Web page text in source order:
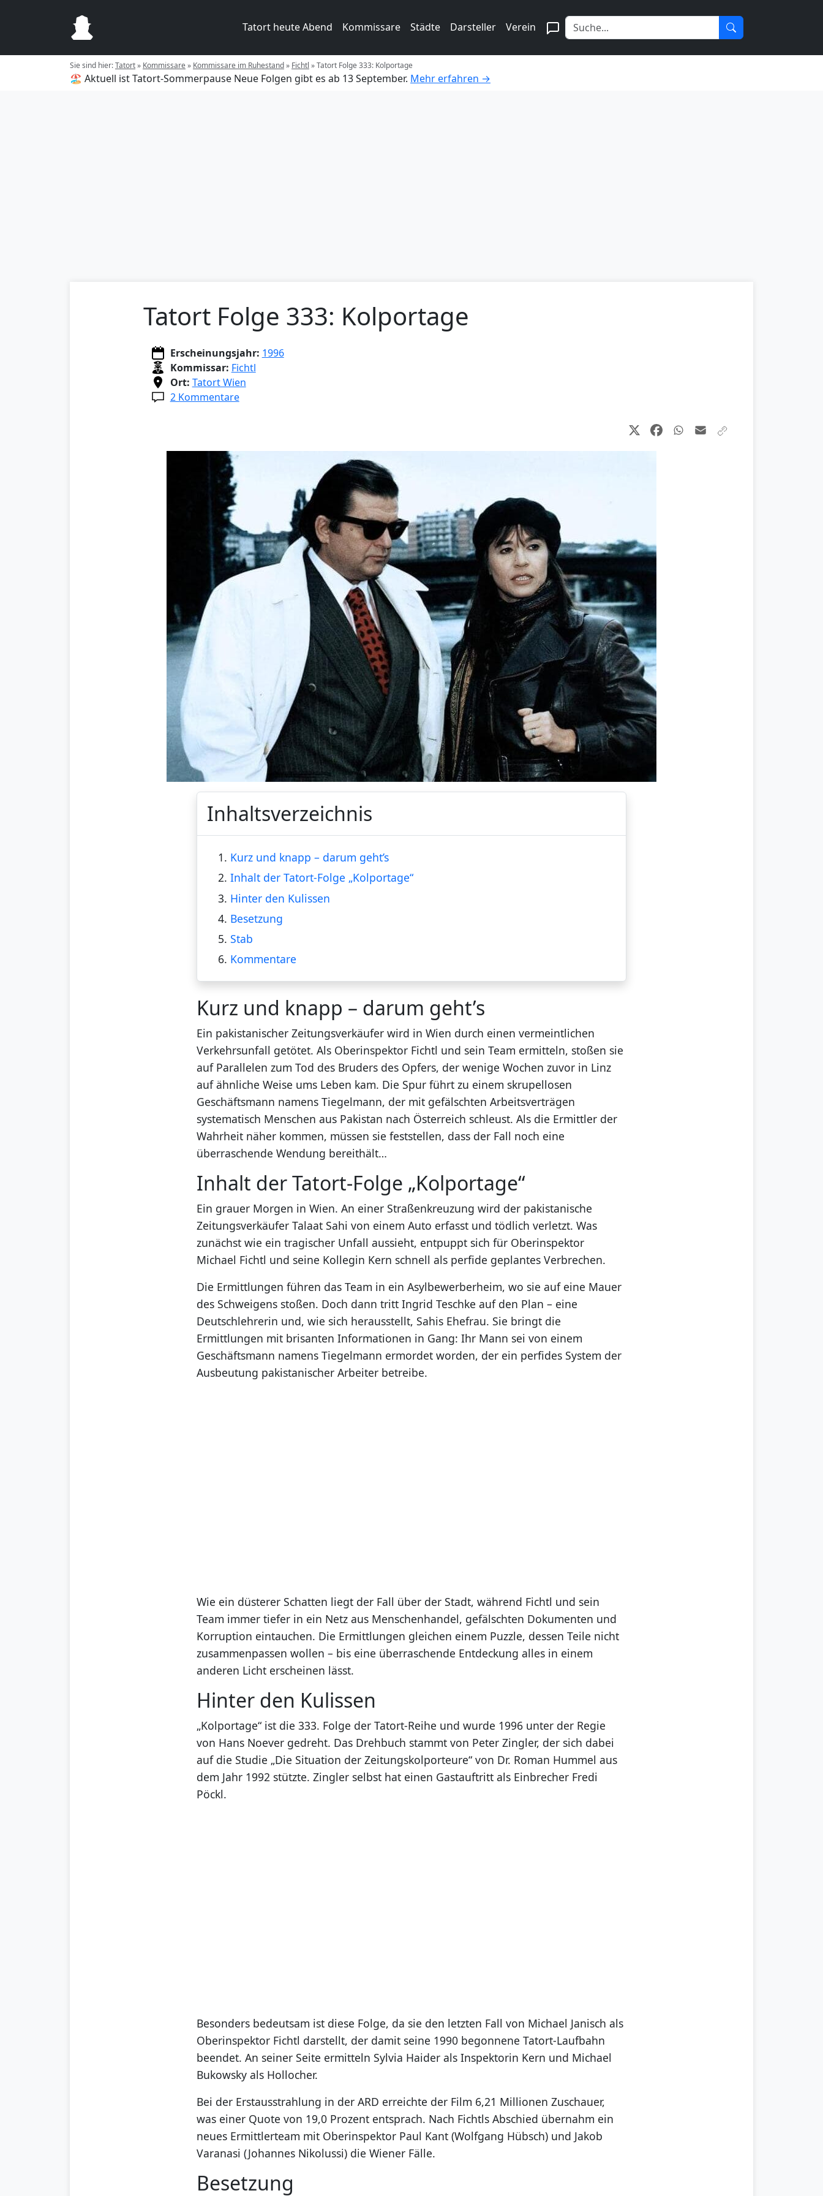
Tatort heute Abend Kommissare Städte Darsteller Verein
Sie sind hier:Tatort» Kommissare» Kommissare im Ruhestand» Fichtl »Tatort Folge 333: Kolportage
🏖️ Aktuell ist Tatort-Sommerpause Neue Folgen gibt es ab 13 September. Mehr erfahren →
Tatort Folge 333: Kolportage
Erscheinungsjahr: 1996
Kommissar: Fichtl
Ort: Tatort Wien
2 Kommentare
Inhaltsverzeichnis
1. Kurz und knapp – darum geht’s
2. Inhalt der Tatort-Folge „Kolportage“
3. Hinter den Kulissen
4. Besetzung
5. Stab
6. Kommentare
Kurz und knapp – darum geht’s
Ein pakistanischer Zeitungsverkäufer wird in Wien durch einen vermeintlichen
Verkehrsunfall getötet. Als Oberinspektor Fichtl und sein Team ermitteln, stoßen sie
auf Parallelen zum Tod des Bruders des Opfers, der wenige Wochen zuvor in Linz
auf ähnliche Weise ums Leben kam. Die Spur führt zu einem skrupellosen
Geschäftsmann namens Tiegelmann, der mit gefälschten Arbeitsverträgen
systematisch Menschen aus Pakistan nach Österreich schleust. Als die Ermittler der
Wahrheit näher kommen, müssen sie feststellen, dass der Fall noch eine
überraschende Wendung bereithält…
Inhalt der Tatort-Folge „Kolportage“
Ein grauer Morgen in Wien. An einer Straßenkreuzung wird der pakistanische
Zeitungsverkäufer Talaat Sahi von einem Auto erfasst und tödlich verletzt. Was
zunächst wie ein tragischer Unfall aussieht, entpuppt sich für Oberinspektor
Michael Fichtl und seine Kollegin Kern schnell als perfide geplantes Verbrechen.
Die Ermittlungen führen das Team in ein Asylbewerberheim, wo sie auf eine Mauer
des Schweigens stoßen. Doch dann tritt Ingrid Teschke auf den Plan – eine
Deutschlehrerin und, wie sich herausstellt, Sahis Ehefrau. Sie bringt die
Ermittlungen mit brisanten Informationen in Gang: Ihr Mann sei von einem
Geschäftsmann namens Tiegelmann ermordet worden, der ein perfides System der
Ausbeutung pakistanischer Arbeiter betreibe.
Wie ein düsterer Schatten liegt der Fall über der Stadt, während Fichtl und sein
Team immer tiefer in ein Netz aus Menschenhandel, gefälschten Dokumenten und
Korruption eintauchen. Die Ermittlungen gleichen einem Puzzle, dessen Teile nicht
zusammenpassen wollen – bis eine überraschende Entdeckung alles in einem
anderen Licht erscheinen lässt.
Hinter den Kulissen
„Kolportage“ ist die 333. Folge der Tatort-Reihe und wurde 1996 unter der Regie
von Hans Noever gedreht. Das Drehbuch stammt von Peter Zingler, der sich dabei
auf die Studie „Die Situation der Zeitungskolporteure“ von Dr. Roman Hummel aus
dem Jahr 1992 stützte. Zingler selbst hat einen Gastauftritt als Einbrecher Fredi
Pöckl.
Besonders bedeutsam ist diese Folge, da sie den letzten Fall von Michael Janisch als
Oberinspektor Fichtl darstellt, der damit seine 1990 begonnene Tatort-Laufbahn
beendet. An seiner Seite ermitteln Sylvia Haider als Inspektorin Kern und Michael
Bukowsky als Hollocher.
Bei der Erstausstrahlung in der ARD erreichte der Film 6,21 Millionen Zuschauer,
was einer Quote von 19,0 Prozent entsprach. Nach Fichtls Abschied übernahm ein
neues Ermittlerteam mit Oberinspektor Paul Kant (Wolfgang Hübsch) und Jakob
Varanasi (Johannes Nikolussi) die Wiener Fälle.
Besetzung